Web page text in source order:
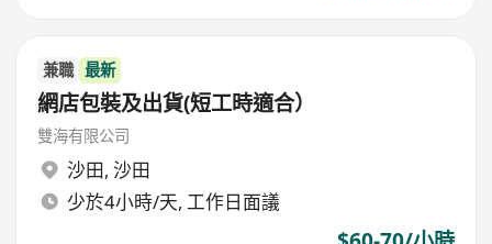
兼職 最新
網店包裝及出貨(短工時適合）
雙海有限公司
沙田, 沙田
少於4小時/天, 工作日面議